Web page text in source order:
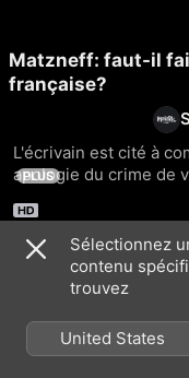
Matzneff: faut-il
française?
L'écrivain est cité à
apologie du crime de
Points de vue.
PLUS
Episodes
Sélectionnez
contenu
trouvez
United States